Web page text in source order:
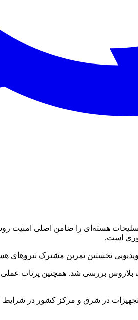
هسته‌ای را ضامن اصلی امنیت
بلاروس بررسی شد. همچنین پرتاب
در شرق و مرکز کشور در شرایط